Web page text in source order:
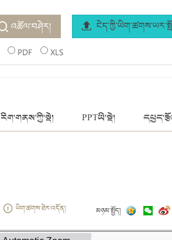
འཚོལ་བཤེར།
PDF XLS
རིག་གནས་ཀྱི་སྡེ། PPTཡི་སྡེ།
མཉམ་སྤྱོད།
ཡིག་ཚགས་ཐེར་འདོན།